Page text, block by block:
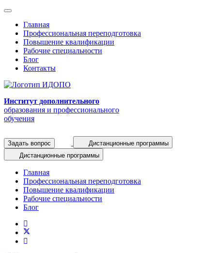
Главная
Профессиональная переподготовка
Повышение квалификации
Рабочие специальности
Блог
Контакты
Институт дополнительного
образования и профессионального
обучения
Задать вопрос
Дистанционные программы
Дистанционные программы
Главная
Профессиональная переподготовка
Повышение квалификации
Рабочие специальности
Блог